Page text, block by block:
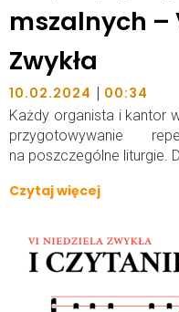
mszalnych –
Zwykła
10.02.2024 | 00:34
Każdy organista i kantor
przygotowywanie
na poszczególne liturgie.
Czytaj więcej